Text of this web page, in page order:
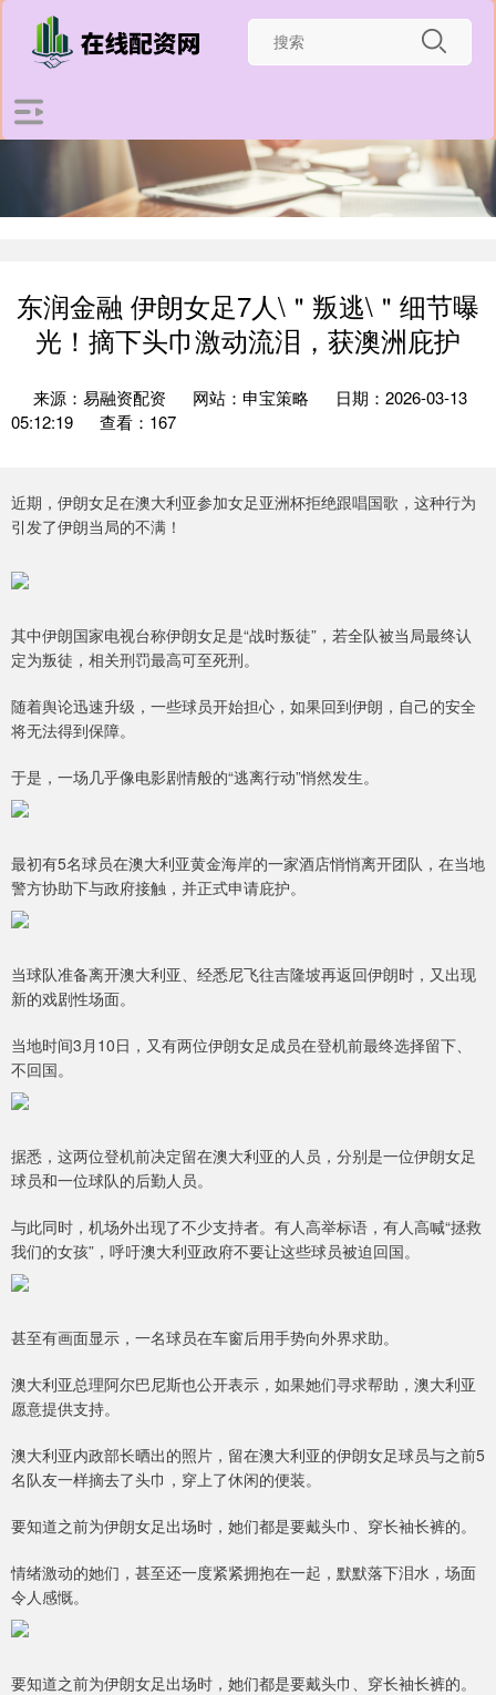
东润金融 伊朗女足7人\＂叛逃\＂细节曝
光！摘下头巾激动流泪，获澳洲庇护
来源：易融资配资 网站：申宝策略
日期：2026-03-13
05:12:19
查看：167
近期，伊朗女足在澳大利亚参加女足亚洲杯拒绝跟唱国歌，这种行为
引发了伊朗当局的不满！
其中伊朗国家电视台称伊朗女足是“战时叛徒”，若全队被当局最终认
定为叛徒，相关刑罚最高可至死刑。
随着舆论迅速升级，一些球员开始担心，如果回到伊朗，自己的安全
将无法得到保障。
于是，一场几乎像电影剧情般的“逃离行动”悄然发生。
最初有5名球员在澳大利亚黄金海岸的一家酒店悄悄离开团队，在当地
警方协助下与政府接触，并正式申请庇护。
当球队准备离开澳大利亚、经悉尼飞往吉隆坡再返回伊朗时，又出现
新的戏剧性场面。
当地时间3月10日，又有两位伊朗女足成员在登机前最终选择留下、
不回国。
据悉，这两位登机前决定留在澳大利亚的人员，分别是一位伊朗女足
球员和一位球队的后勤人员。
与此同时，机场外出现了不少支持者。有人高举标语，有人高喊“拯救
我们的女孩”，呼吁澳大利亚政府不要让这些球员被迫回国。
甚至有画面显示，一名球员在车窗后用手势向外界求助。
澳大利亚总理阿尔巴尼斯也公开表示，如果她们寻求帮助，澳大利亚
愿意提供支持。
澳大利亚内政部长晒出的照片，留在澳大利亚的伊朗女足球员与之前5
名队友一样摘去了头巾，穿上了休闲的便装。
要知道之前为伊朗女足出场时，她们都是要戴头巾、穿长袖长裤的。
情绪激动的她们，甚至还一度紧紧拥抱在一起，默默落下泪水，场面
令人感慨。
要知道之前为伊朗女足出场时，她们都是要戴头巾、穿长袖长裤的。